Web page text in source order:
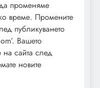
променяме
време. Промените
публикуването
Вашето
сайта след
новите